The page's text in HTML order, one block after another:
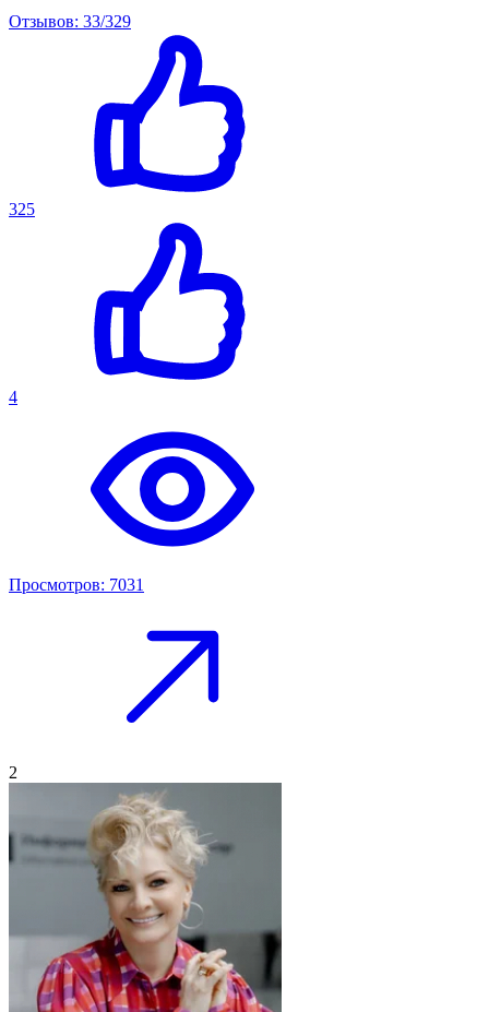
Отзывов: 33/329
325
4
Просмотров: 7031
2